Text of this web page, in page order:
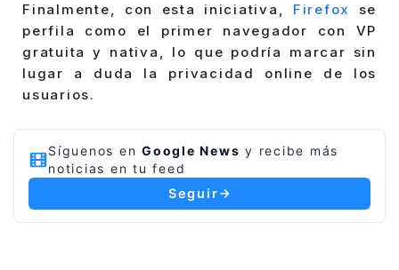
Finalmente, con esta iniciativa, Firefox
se
perfila como el primer navegador con VP
gratuita y nativa, lo que podría marcar sin
lugar a duda la privacidad online de los
usuarios.
Síguenos en Google News y recibe más
noticias en tu feed
Seguir